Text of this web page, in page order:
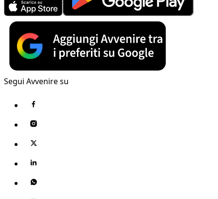
Segui Avvenire su